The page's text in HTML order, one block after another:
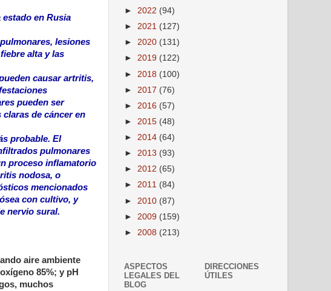
en Rusia
lesiones
alta y las
causar artritis,
pueden ser
de cáncer en
probable. El
pulmonares
proceso inflamatorio
nodosa, o
mencionados
con cultivo, y
nervio sural.
aire ambiente
85%; y pH
muchos
► 2022 (94)
► 2021 (127)
► 2020 (131)
► 2019 (122)
► 2018 (100)
► 2017 (76)
► 2016 (57)
► 2015 (48)
► 2014 (64)
► 2013 (93)
► 2012 (65)
► 2011 (84)
► 2010 (87)
► 2009 (159)
► 2008 (213)
ASPECTOS
LEGALES DEL
BLOG
DIRECCIONES
ÚTILES